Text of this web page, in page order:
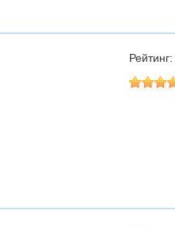
Рейтинг: